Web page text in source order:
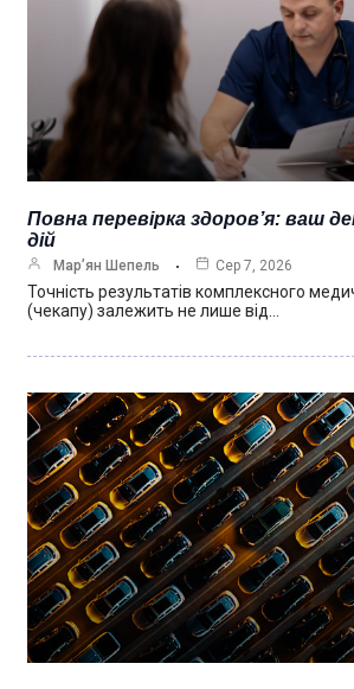
Повна перевірка здоров’я: ваш
дій
Мар’ян Шепель Сер 7, 2026
Точність результатів комплексного
(чекапу) залежить не лише від…